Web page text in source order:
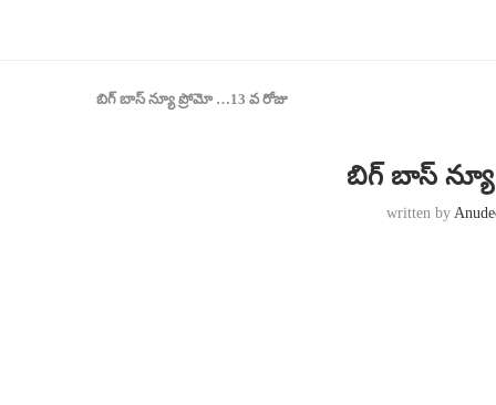
బిగ్ బాస్ న్యూ ప్రోమో …13 వ రోజు
బిగ్ బాస్
written by